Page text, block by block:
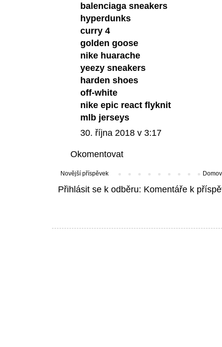
balenciaga sneakers
hyperdunks
curry 4
golden goose
nike huarache
yeezy sneakers
harden shoes
off-white
nike epic react flyknit
mlb jerseys
30. října 2018 v 3:17
Okomentovat
Novější příspěvek
Přihlásit se k odběru: Komentáře k